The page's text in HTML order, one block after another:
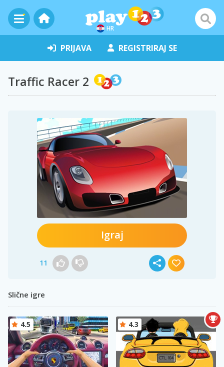
HR
PRIJAVA REGISTRIRAJ SE
Traffic Racer 2
Igraj
11
Slične igre
4.5 4.3